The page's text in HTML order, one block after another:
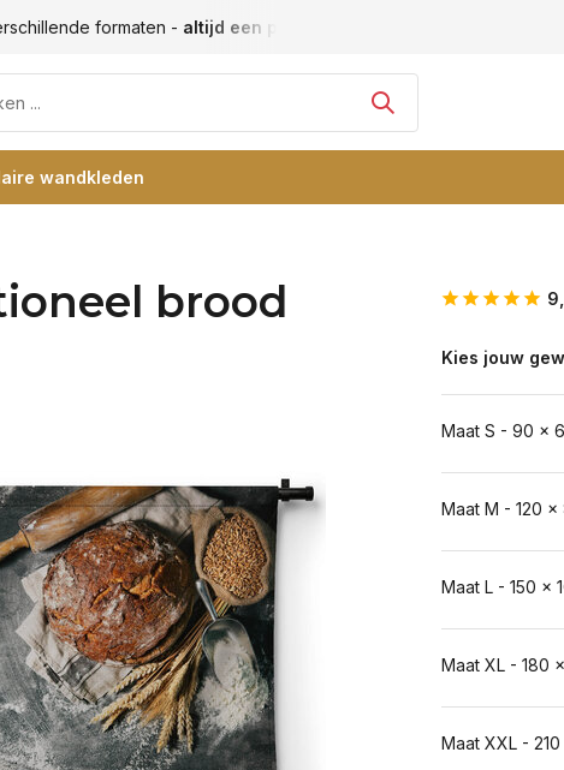
Vele blije klanten -klantbeoordeling 9+
wandkleden
brood
Kies jouw
Maat S - 90 x
Maat M - 120 x
Maat L - 150 x
Maat XL - 180
Maat XXL -